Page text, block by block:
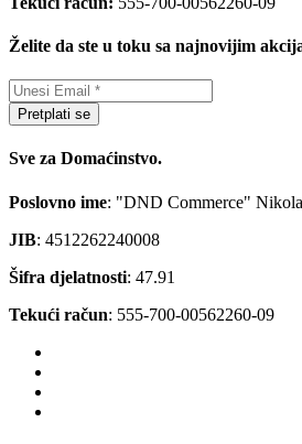
Želite da ste u toku sa najnovijim
Pretplati se
Sve za Domaćinstvo.
Poslovno ime: "DND Commerce"
JIB: 4512262240008
Šifra djelatnosti: 47.91
Tekući račun: 555-700-00562260-09